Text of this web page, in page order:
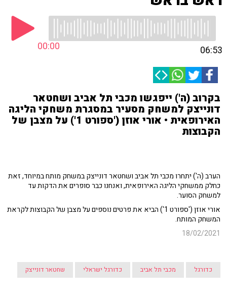
00:00 06:53
בקרוב (ה') ייפגשו מכבי תל אביב ושחטאר
דונייצק למשחק מסעיר במסגרת משחקי הליגה
האירופאית • אורי אוזן ('ספורט 1') על מצבן של
הקבוצות
הערב (ה') יתחרו מכבי תל אביב ושחטאר דונייצק במשחק מותח במיוחד, זאת
כחלק ממשחקי הליגה האירופאית, ואנחנו כבר סופרים את הדקות עד
למשחק הסוער.
אורי אוזן ('ספורט 1') הביא את פרטים נוספים על מצבן של הקבוצות לקראת
המשחק המותח.
18/02/2021
כדורגל מכבי תל אביב כדורגל ישראלי שחטאר דונייצק